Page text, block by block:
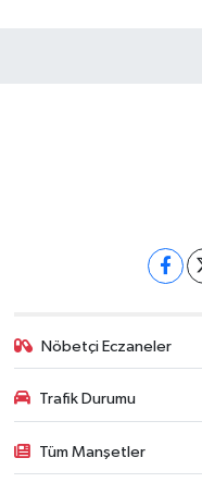
Nöbetçi Eczaneler
Trafik Durumu
Tüm Manşetler